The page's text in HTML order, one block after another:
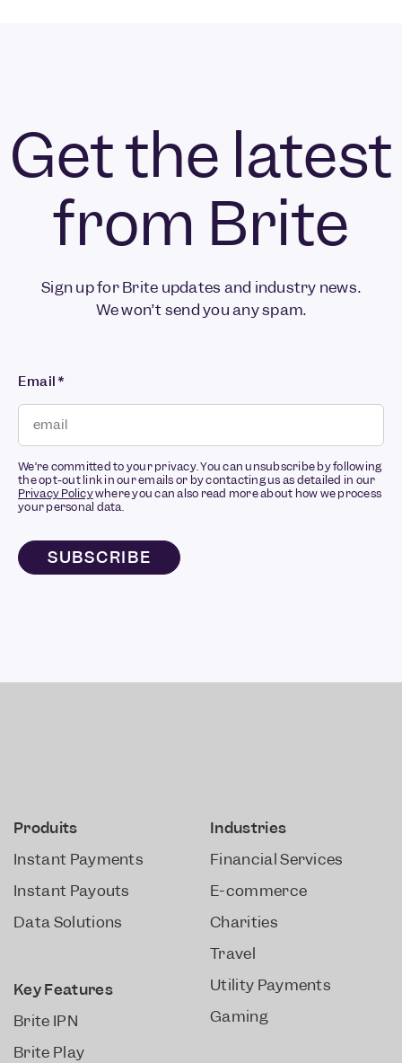
Get the latest
from Brite
Sign up for Brite updates and industry news.
We won’t send you any spam.
Email*
We’re committed to your privacy. You can unsubscribe by following
the opt-out link in our emails or by contacting us as detailed in our
Privacy Policywhere you can also read more about how we process
your personal data.
Produits
Instant Payments
Instant Payouts
Data Solutions
Key Features
Brite IPN
Brite Play
Industries
Financial Services
E-commerce
Charities
Travel
Utility Payments
Gaming